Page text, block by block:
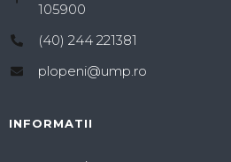
105900
(40) 244 221381
plopeni@ump.ro
INFORMATII